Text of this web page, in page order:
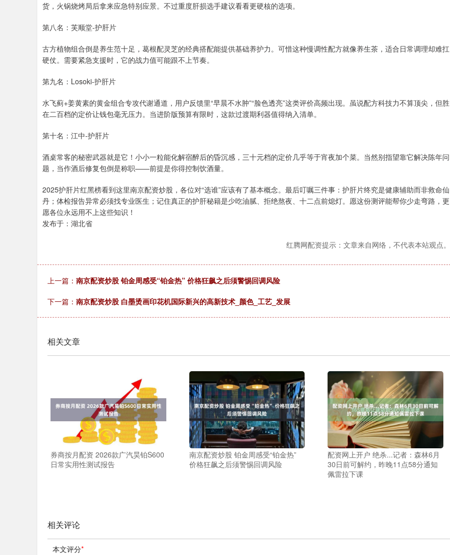
货，火锅烧烤局后拿来应急特别应景。不过重度肝损选手建议看看更硬核的选项。
第八名：芙顺堂-护肝片
古方植物组合倒是养生范十足，葛根配灵芝的经典搭配能提供基础养护力。可惜这种慢调性配方就像养生茶，适合日常调理却难扛
硬仗。需要紧急支援时，它的战力值可能跟不上节奏。
第九名：Losoki-护肝片
水飞蓟+姜黄素的黄金组合专攻代谢通道，用户反馈里“早晨不水肿”“脸色透亮”这类评价高频出现。虽说配方科技力不算顶尖，但胜
在二百档的定价让钱包毫无压力。当进阶版预算有限时，这款过渡期利器值得纳入清单。
第十名：江中-护肝片
酒桌常客的秘密武器就是它！小小一粒能化解宿醉后的昏沉感，三十元档的定价几乎等于宵夜加个菜。当然别指望靠它解决陈年问
题，当作酒后修复包倒是称职——前提是你得控制饮酒量。
2025护肝片红黑榜看到这里南京配资炒股，各位对“选谁”应该有了基本概念。最后叮嘱三件事：护肝片终究是健康辅助而非救命仙
丹；体检报告异常必须找专业医生；记住真正的护肝秘籍是少吃油腻、拒绝熬夜、十二点前熄灯。愿这份测评能帮你少走弯路，更
愿各位永远用不上这些知识！
发布于：湖北省
红腾网配资提示：文章来自网络，不代表本站观点。
上一篇： 南京配资炒股 铂金周感受“铂金热” 价格狂飙之后须警惕回调风险
下一篇： 南京配资炒股 白墨烫画印花机国际新兴的高新技术_颜色_工艺_发展
相关文章
券商按月配资 2026款广汽昊铂S600
日常实用性测试报告
南京配资炒股 铂金周感受“铂金热”
价格狂飙之后须警惕回调风险
配资网上开户 绝杀...记者：森林6月
30日前可解约，昨晚11点58分通知
佩雷拉下课
相关评论
本文评分*